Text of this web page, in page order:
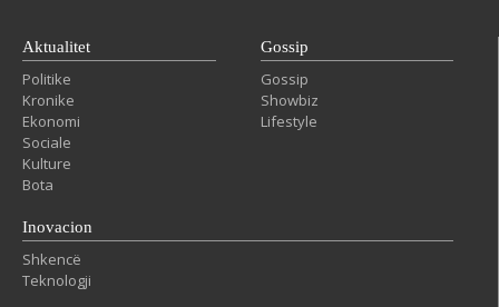
Aktualitet
Politike
Kronike
Ekonomi
Sociale
Kulture
Bota
Gossip
Gossip
Showbiz
Lifestyle
Inovacion
Shkencë
Teknologji